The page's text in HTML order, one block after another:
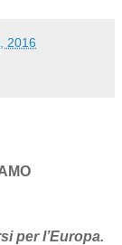
2016
per l’Europa.